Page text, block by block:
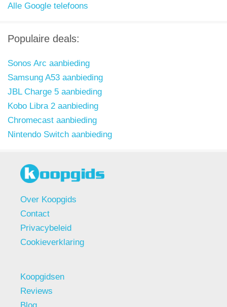
Alle Google telefoons
Populaire deals:
Sonos Arc aanbieding
Samsung A53 aanbieding
JBL Charge 5 aanbieding
Kobo Libra 2 aanbieding
Chromecast aanbieding
Nintendo Switch aanbieding
Over Koopgids
Contact
Privacybeleid
Cookieverklaring
Koopgidsen
Reviews